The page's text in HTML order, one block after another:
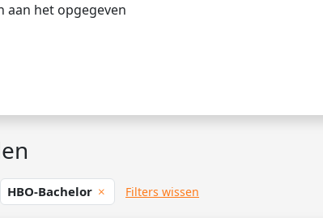
aan het opgegeven
HBO-Bachelor Filters wissen